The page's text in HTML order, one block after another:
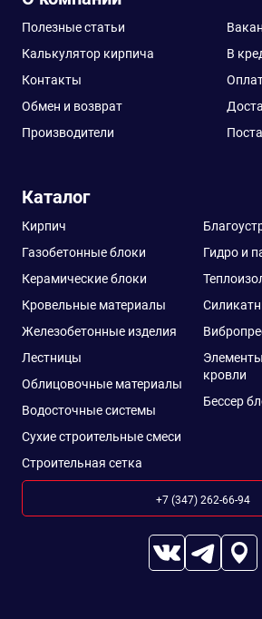
Полезные статьи
Калькулятор кирпича
В
Контакты
Обмен и возврат
Производители
Каталог
Кирпич
Газобетонные блоки
Керамические блоки
Кровельные материалы
Железобетонные изделия
Лестницы
Облицовочные материалы
Водосточные системы
Сухие строительные смеси
Строительная сетка
Гидро и
кровли
Бессер
+7 (347) 262-66-94